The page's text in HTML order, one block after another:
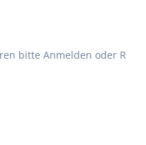
bitte Anmelden oder R